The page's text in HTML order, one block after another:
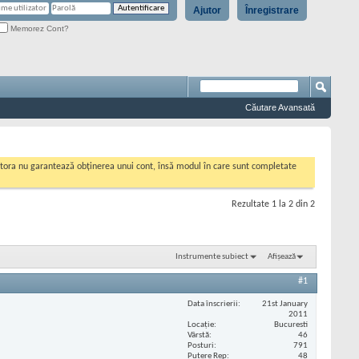
Înregistrare
Ajutor
Memorez Cont?
Căutare Avansată
nu garantează obținerea unui cont, însă modul în care sunt completate
Rezultate 1 la 2 din 2
Instrumente subiect Afișează
#1
Data înscrierii
21st January
2011
Locaţie
Bucuresti
Vârstă
46
Posturi
791
Putere Rep
48